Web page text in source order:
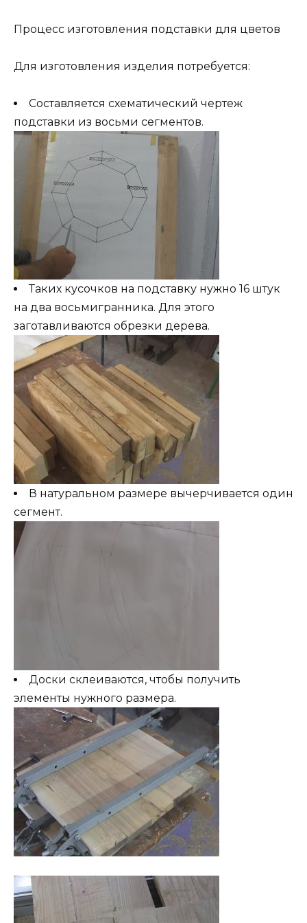
Процесс изготовления подставки для цветов
Для изготовления изделия потребуется:
Составляется схематический чертеж
подставки из восьми сегментов.
Таких кусочков на подставку нужно 16 штук
на два восьмигранника. Для этого
заготавливаются обрезки дерева.
В натуральном размере вычерчивается один
сегмент.
Доски склеиваются, чтобы получить
элементы нужного размера.